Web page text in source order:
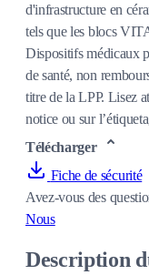
d'infrastructure en
tels que les blocs
Dispositifs médicaux
de santé, non
titre de la LPP. Lisez
notice ou sur
Télécharger
Fiche de sécurité
Avez-vous des
Nous
Description